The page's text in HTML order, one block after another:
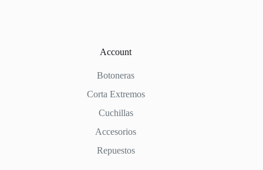
Account
Botoneras
Corta Extremos
Cuchillas
Accesorios
Repuestos